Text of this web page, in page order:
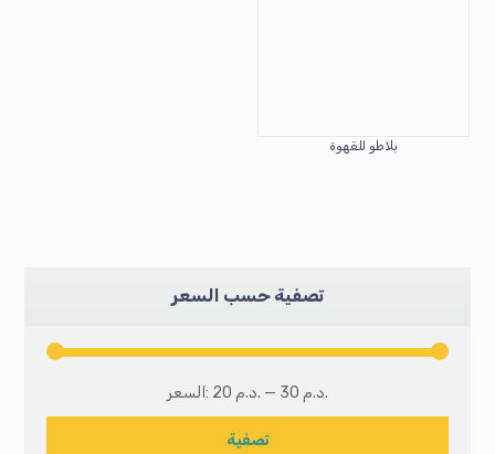
بلاطو للقهوة
تصفية حسب السعر
تصفية
السعر: 20 د.م. — 30 د.م.